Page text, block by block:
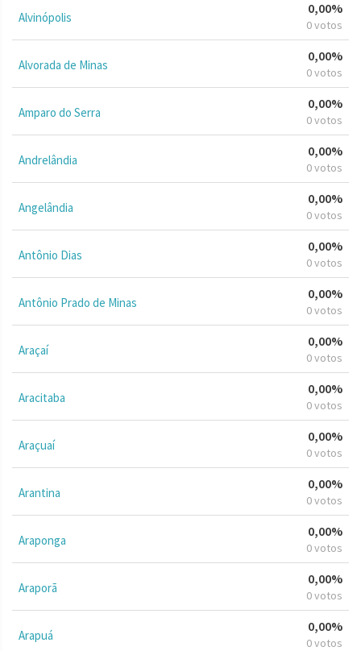
Alvinópolis
0,00%
0 votos
Alvorada de Minas
0,00%
0 votos
Amparo do Serra
0,00%
0 votos
Andrelândia
0,00%
0 votos
Angelândia
0,00%
0 votos
Antônio Dias
0,00%
0 votos
Antônio Prado de Minas
0,00%
0 votos
Araçaí
0,00%
0 votos
Aracitaba
0,00%
0 votos
Araçuaí
0,00%
0 votos
Arantina
0,00%
0 votos
Araponga
0,00%
0 votos
Araporã
0,00%
0 votos
Arapuá
0,00%
0 votos